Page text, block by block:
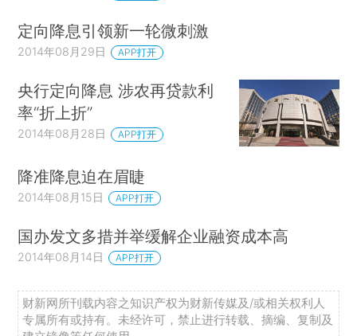
定向降息引领新一轮微刺激
2014年08月29日 APP打开
央行定向降息 涉农再贷款利
率“折上折”
2014年08月28日 APP打开
降准降息迫在眉睫
2014年08月15日 APP打开
国办发文多措并举缓解企业融资成本高
2014年08月14日 APP打开
财新网所刊载内容之知识产权为财新传媒及/或相关权利人
专属所有或持有。未经许可，禁止进行转载、摘编、复制及